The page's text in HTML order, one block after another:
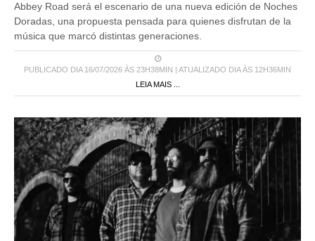
Abbey Road será el escenario de una nueva edición de Noches
Doradas, una propuesta pensada para quienes disfrutan de la
música que marcó distintas generaciones.
PUBLICADO DIA 16/07/2026 ÀS 23H38MIN | ATUALIZADO DIA ÀS 12H36MIN
LEIA MAIS ...